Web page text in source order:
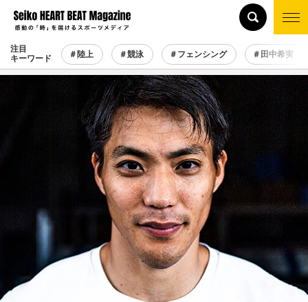
注目
キーワード
＃陸上 ＃競泳 ＃フェンシング ＃田中希実